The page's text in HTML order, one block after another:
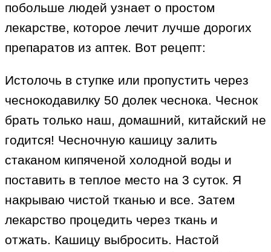
побольше людей узнает о простом
лекарстве, которое лечит лучше дорогих
препаратов из аптек. Вот рецепт:
Истолочь в ступке или пропустить через
чеснокодавилку 50 долек чеснока. Чеснок
брать только наш, домашний, китайский не
годится! Чесночную кашицу залить
стаканом кипяченой холодной воды и
поставить в теплое место на 3 суток. Я
накрываю чистой тканью и все. Затем
лекарство процедить через ткань и
отжать. Кашицу выбросить. Настой